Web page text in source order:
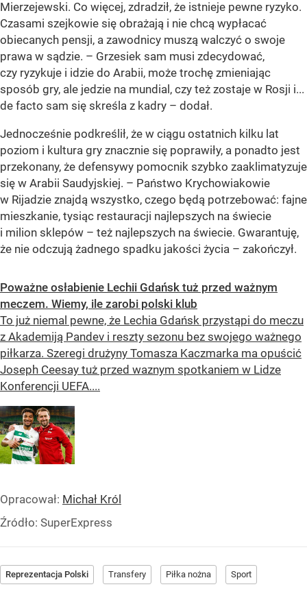
Mierzejewski. Co więcej, zdradził, że istnieje pewne ryzyko.
Czasami szejkowie się obrażają i nie chcą wypłacać
obiecanych pensji, a zawodnicy muszą walczyć o swoje
prawa w sądzie. – Grzesiek sam musi zdecydować,
czy ryzykuje i idzie do Arabii, może trochę zmieniając
sposób gry, ale jedzie na mundial, czy też zostaje w Rosji i...
de facto sam się skreśla z kadry – dodał.
Jednocześnie podkreślił, że w ciągu ostatnich kilku lat
poziom i kultura gry znacznie się poprawiły, a ponadto jest
przekonany, że defensywy pomocnik szybko zaaklimatyzuje
się w Arabii Saudyjskiej. – Państwo Krychowiakowie
w Rijadzie znajdą wszystko, czego będą potrzebować: fajne
mieszkanie, tysiąc restauracji najlepszych na świecie
i milion sklepów – też najlepszych na świecie. Gwarantuję,
że nie odczują żadnego spadku jakości życia – zakończył.
Poważne osłabienie Lechii Gdańsk tuż przed ważnym
meczem. Wiemy, ile zarobi polski klub
To już niemal pewne, że Lechia Gdańsk przystąpi do meczu
z Akademiją Pandev i reszty sezonu bez swojego ważnego
piłkarza. Szeregi drużyny Tomasza Kaczmarka ma opuścić
Joseph Ceesay tuż przed waznym spotkaniem w Lidze
Konferencji UEFA....
Opracował: Michał Król
Źródło: SuperExpress
Reprezentacja Polski Transfery Piłka nożna Sport